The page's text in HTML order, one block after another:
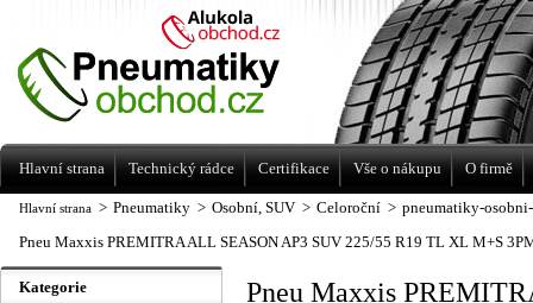
Hlavní strana > Pneumatiky > Osobní, SUV > Celoroční > pneumatiky-
Pneu Maxxis PREMITRA ALL SEASON AP3 SUV 225/55 R19 TL XL M+S
Pneu Maxxis
Kategorie
Levné pneumatiky letní, zimní, Alu kola
a litá kola Racing Line
Hlavní strana Technický rádce Certifikace Vše o nákupu O firmě